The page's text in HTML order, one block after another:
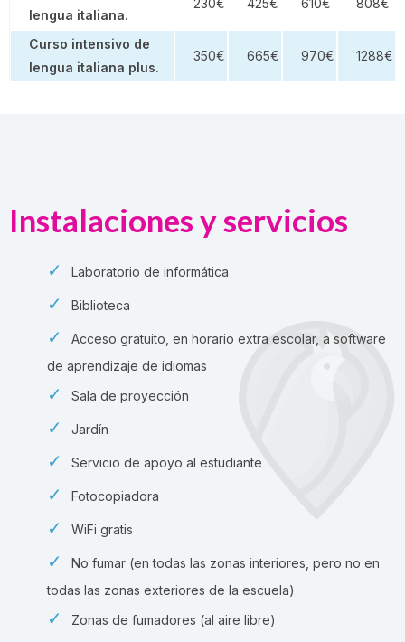
lengua italiana.
230€ 425€ 610€ 808€
Curso intensivo de
lengua italiana plus.
350€ 665€ 970€ 1288€
Instalaciones y servicios
Laboratorio de informática
Biblioteca
Acceso gratuito, en horario extra escolar, a software
de aprendizaje de idiomas
Sala de proyección
Jardín
Servicio de apoyo al estudiante
Fotocopiadora
WiFi gratis
No fumar (en todas las zonas interiores, pero no en
todas las zonas exteriores de la escuela)
Zonas de fumadores (al aire libre)